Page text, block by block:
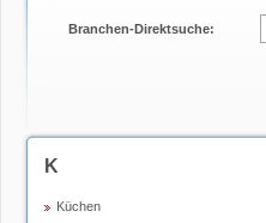
Branchen-Direktsuche:
K
Küchen